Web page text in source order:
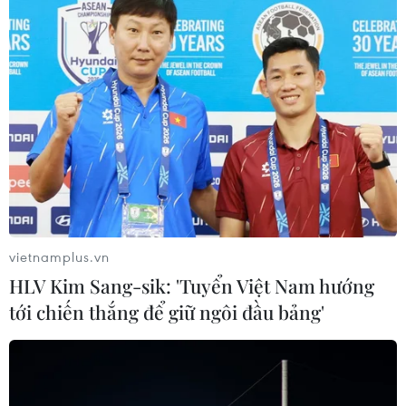
nhất từ 31-34 độ C./.
(TTXVN/Vietnam+)
#Đới gió Tây Nam
vietnamplus.vn
HLV Kim Sang-sik: 'Tuyển Việt Nam hướng
tới chiến thắng để giữ ngôi đầu bảng'